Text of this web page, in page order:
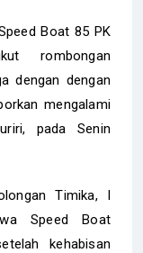
Boat 85 PK
rombongan
dengan dengan
mengalami
pada Senin
Timika, I
Speed Boat
kehabisan